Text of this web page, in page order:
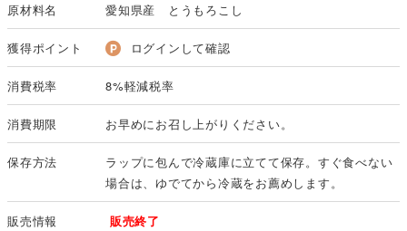
原材料名 愛知県産 とうもろこし
獲得ポイント ログインして確認
消費税率 8%軽減税率
消費期限 お早めにお召し上がりください。
保存方法
ラップに包んで冷蔵庫に立てて保存。すぐ食べない
場合は、ゆでてから冷蔵をお薦めします。
販売情報 販売終了